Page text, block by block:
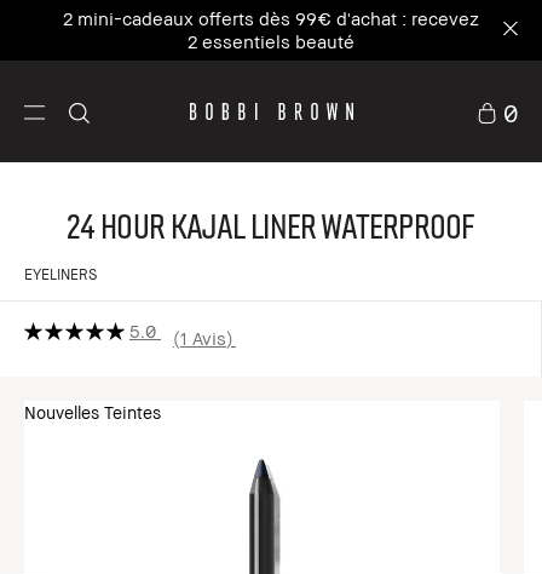
2 mini-cadeaux offerts dès 99€ d'achat : recevez
2 essentiels beauté
0
24 Hour Kajal Liner Waterproof
EYELINERS
5.0 1 Avis
Nouvelles Teintes